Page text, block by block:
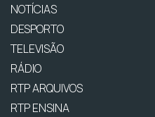
NOTÍCIAS
DESPORTO
TELEVISÃO
RÁDIO
RTP ARQUIVOS
RTP ENSINA